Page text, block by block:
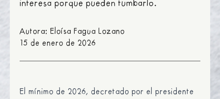
interesa porque pueden tumbarlo.
Autora: Eloísa Fagua Lozano
15 de enero de 2026
El mínimo de 2026, decretado por el presidente